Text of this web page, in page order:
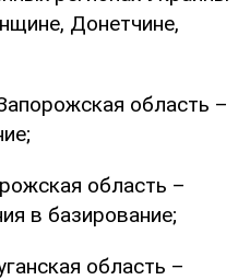
Донетчине,
область –
область –
в базирование;
область –